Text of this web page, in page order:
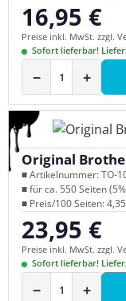
Regulärer Preis:
16,95 €
Preise inkl. MwSt. zzgl.
Sofort lieferbar!
− +
Original
■ Artikelnummer: TO-
■ für ca. 550 Seiten
■ Preis/100 Seiten:
Regulärer Preis:
23,95 €
Preise inkl. MwSt. zzgl.
Sofort lieferbar!
− +